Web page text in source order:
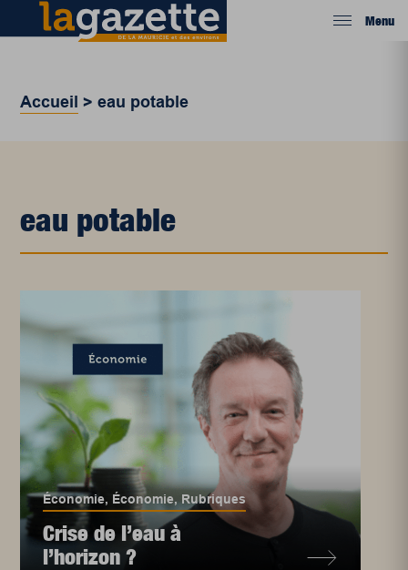
Menu
Accueil >eau potable
eau potable
Économie, Économie, Rubriques
Crise de l’eau à
l’horizon ?